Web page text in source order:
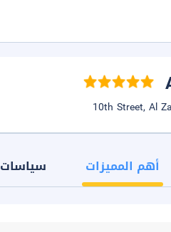
أهم المميزات سياسات